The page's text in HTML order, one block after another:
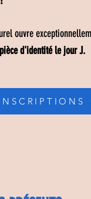
ouvre
d'identité le jour J.